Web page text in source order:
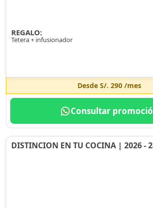
REGALO:
Tetera + infusionador
Desde S/. 290/mes
Consultar
DISTINCION EN TU COCINA | 2026 -